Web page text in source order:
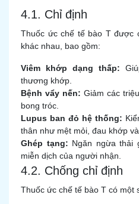
4.1. Chỉ định
Thuốc ức chế tế bào T được
khác nhau, bao gồm:
Viêm khớp dạng thấp:
thương khớp.
Bệnh vẩy nến: Giảm các
bong tróc.
Lupus ban đỏ hệ thống:
thân như mệt mỏi, đau khớp và
Ghép tạng: Ngăn ngừa thải
miễn dịch của người nhận.
4.2. Chống chỉ định
Thuốc ức chế tế bào T có một